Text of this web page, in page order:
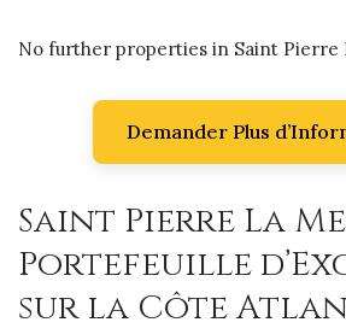
No further properties in Saint Pierre
Demander Plus
Saint Pierre La
Portefeuille
sur la Côte